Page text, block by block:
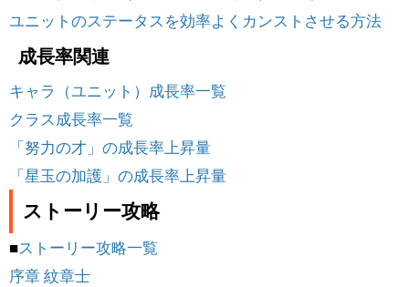
ユニットのステータスを効率よくカンストさせる方法
成長率関連
キャラ（ユニット）成長率一覧
クラス成長率一覧
「努力の才」の成長率上昇量
「星玉の加護」の成長率上昇量
ストーリー攻略
■ストーリー攻略一覧
序章 紋章士